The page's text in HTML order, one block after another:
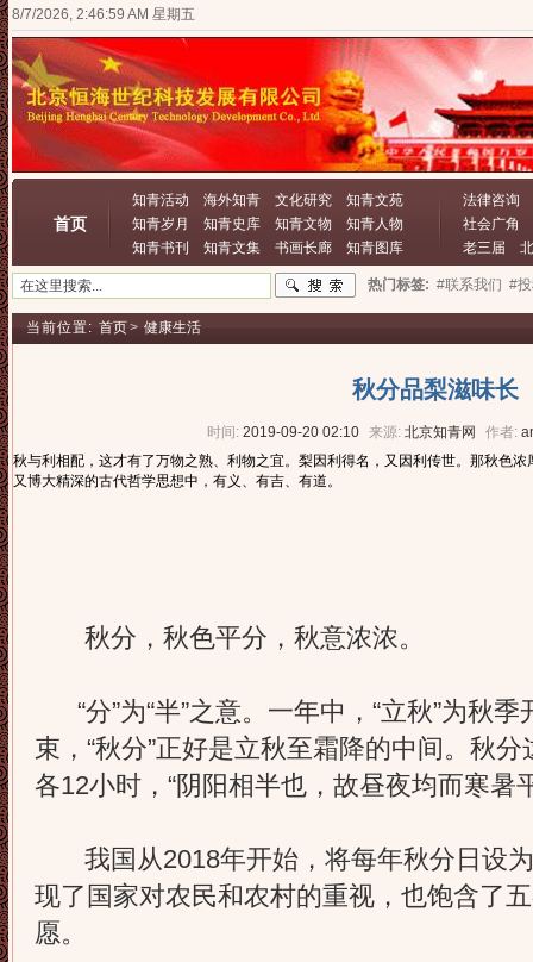
8/7/2026, 2:47:00 AM 星期五
首页
知青活动 海外知青 文化研究
知青文苑
知青岁月
知青史库 知青文物
知青人物
知青书刊
知青文集 书画长廊 知青图库
法律咨询
社会广角
老三届
热门标签: #联系我们 #
当前位置: 首页> 健康生活
秋分品梨滋味长
时间: 2019-09-20 02:10 来源: 北京知青网 作者:
秋与利相配，这才有了万物之熟、利物之宜。梨因利得名，又因利传世。那秋色
又博大精深的古代哲学思想中，有义、有吉、有道。
秋分，秋色平分，秋意浓浓。
“分”为“半”之意。一年中，“立秋”为秋季
束，“秋分”正好是立秋至霜降的中间。秋
各12小时，“阴阳相半也，故昼夜均而寒暑
我国从2018年开始，将每年秋分日设为
现了国家对农民和农村的重视，也饱含了
愿。